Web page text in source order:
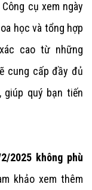
cụ xem ngày
học và tổng hợp
cao từ những
cung cấp đầy đủ
giúp quý bạn tiến
2025 không phù
khảo xem thêm